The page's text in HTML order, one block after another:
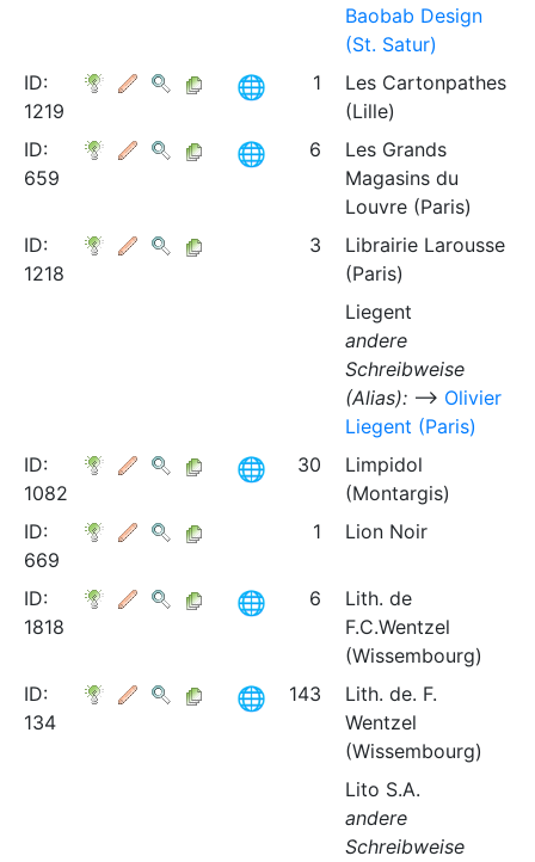
Baobab Design
(St. Satur)
ID:
1219
1
Les Cartonpathes
(Lille)
ID:
659
6
Les Grands
Magasins du
Louvre (Paris)
ID:
1218
3
Librairie Larousse
(Paris)
Liegent
andere
Schreibweise
(Alias):⟶ Olivier
Liegent (Paris)
ID:
1082
30
Limpidol
(Montargis)
ID:
669
1 Lion Noir
ID:
1818
6
Lith. de
F.C.Wentzel
(Wissembourg)
ID:
134
143
Lith. de. F.
Wentzel
(Wissembourg)
Lito S.A.
andere
Schreibweise